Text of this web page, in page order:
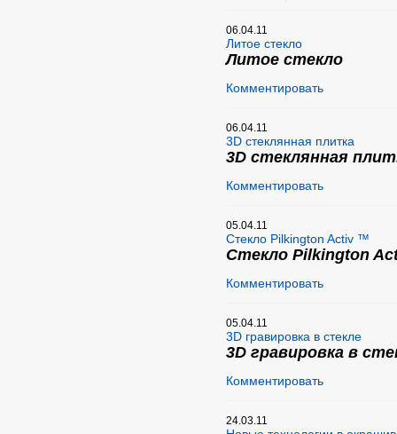
06.04.11
Литое стекло
Литое стекло
Комментировать
06.04.11
3D стеклянная плитка
3D стеклянная
Комментировать
05.04.11
Стекло Pilkington Activ ™
Стекло Pilkington
Комментировать
05.04.11
3D гравировка в стекле
3D гравировка в
Комментировать
24.03.11